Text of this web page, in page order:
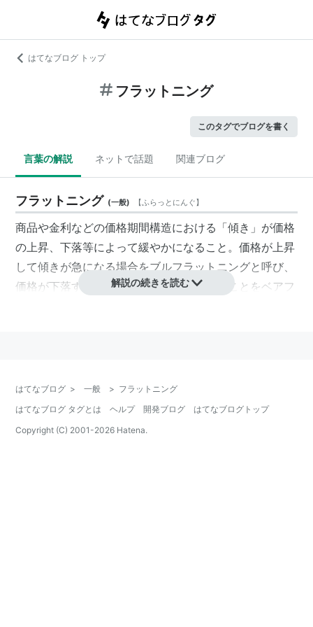
はてなブログ トップ
フラットニング
このタグでブログを書く
言葉の解説 ネットで話題 関連ブログ
フラットニング (一般) 【ふらっとにんぐ】
商品や金利などの価格期間構造における「傾き」が価格
の上昇、下落等によって緩やかになること。価格が上昇
して傾きが急になる場合をブルフラットニングと呼び、
価格が下落することで傾きが緩やかになることをベアフ
解説の続きを読む
はてなブログ > 一般 > フラットニング
はてなブログ タグとは
ヘルプ 開発ブログ
はてなブログトップ
Copyright (C) 2001-2026 Hatena.